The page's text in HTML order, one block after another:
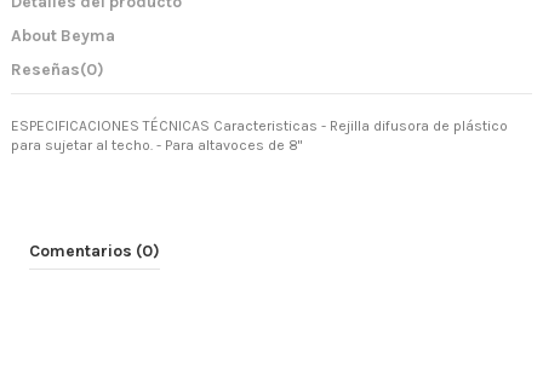
About Beyma
Reseñas(0)
ESPECIFICACIONES TÉCNICAS Caracteristicas - Rejilla difusora de plástico
para sujetar al techo. - Para altavoces de 8"
Comentarios (0)